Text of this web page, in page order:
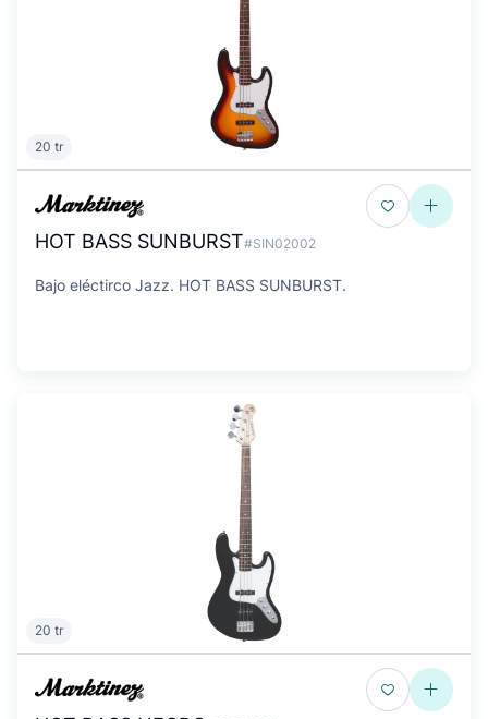
20 tr
HOT BASS SUNBURST#SIN02002
Bajo eléctirco Jazz. HOT BASS SUNBURST.
20 tr